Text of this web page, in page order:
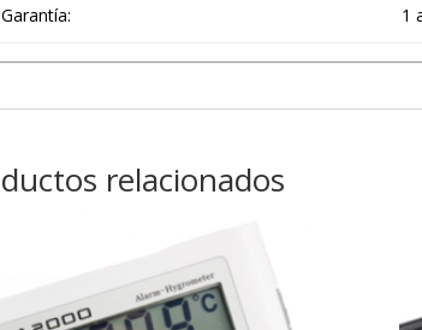
Garantía: 1
relacionados